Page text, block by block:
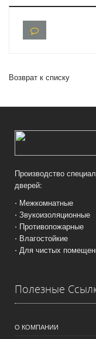
Возврат к списку
Производство
дверей:
⋅ Межкомнатные
⋅ Звукоизоляционные
⋅ Противопожарные
⋅ Влагостойкие
⋅ Для чистых
Полезные
О КОМПАНИИ